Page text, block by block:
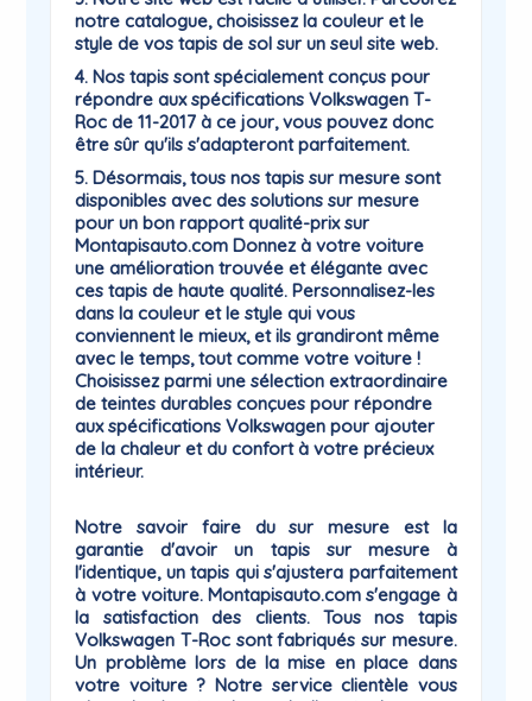
notre catalogue, choisissez la couleur et le
style de vos tapis de sol sur un seul site web.
4. Nos tapis sont spécialement conçus pour
répondre aux spécifications Volkswagen T-
Roc de 11-2017 à ce jour, vous pouvez donc
être sûr qu'ils s'adapteront parfaitement.
5. Désormais, tous nos tapis sur mesure sont
disponibles avec des solutions sur mesure
pour un bon rapport qualité-prix sur
Montapisauto.com Donnez à votre voiture
une amélioration trouvée et élégante avec
ces tapis de haute qualité. Personnalisez-les
dans la couleur et le style qui vous
conviennent le mieux, et ils grandiront même
avec le temps, tout comme votre voiture !
Choisissez parmi une sélection extraordinaire
de teintes durables conçues pour répondre
aux spécifications Volkswagen pour ajouter
de la chaleur et du confort à votre précieux
intérieur.
Notre savoir faire du sur mesure est la
garantie d'avoir un tapis sur mesure à
l'identique, un tapis quis'ajustera parfaitement
à votre voiture. Montapisauto.com s'engage à
la satisfaction des clients. Tous nos tapis
Volkswagen T-Roc sont fabriqués sur mesure.
Un problème lors de la mise en place dans
votre voiture ? Notre service clientèle vous